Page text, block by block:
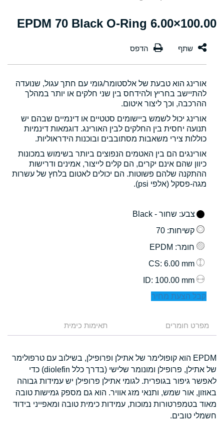
100.00×6.00 EPDM 70 Black O-Ring
אורינג הוא טבעת של אלסטומר/גומי עם חתך עגול, שנועדה
להתיישב בחריץ ולהידחס בין שני חלקים או יותר במהלך
ההרכבה, וכך ליצור איטום.
אורינג יכול לשמש ביישומים סטטיים או דינמיים שבהם יש
תנועה יחסית בין החלקים לבין האורינג. דוגמאות דינמיות
כוללות צירי משאבות מסתובבים ובוכנות הידראוליות.
אורינגים הם בין האטמים הנפוצים ביותר בשימוש במכונות
כיוון שהם אינם יקרים, הם קלים לייצור, אמינים ודרישות
ההתקנה שלהם פשוטות. הם יכולים לאטום בלחץ של עשרות
מגה-פסקל (אלפי psi).
צבע: שחור - Black
קשיחות: 70
חומר: EPDM
: 6.00 mm
: 100.00 mm
קבל הצעת מחיר
מפרט חומרים תאימות כימית
EPDM הוא קופולימר של אתילן ופרופילן, בשילוב עם טרפולימר
של אתילן, פרופילן ומונומר שלישי (בדרך כלל diolefin) כדי
לאפשר גיפור בגופרית. לגומי אתילן פרופילן יש עמידות גבוהה
באוזון, אור שמש, ותנאי מזג אוויר. הוא גם מספק גמישות טובה
מאוד בטמפרטורות נמוכות, עמידות כימית טובה ומאפייני בידוד
חשמלי טובים.